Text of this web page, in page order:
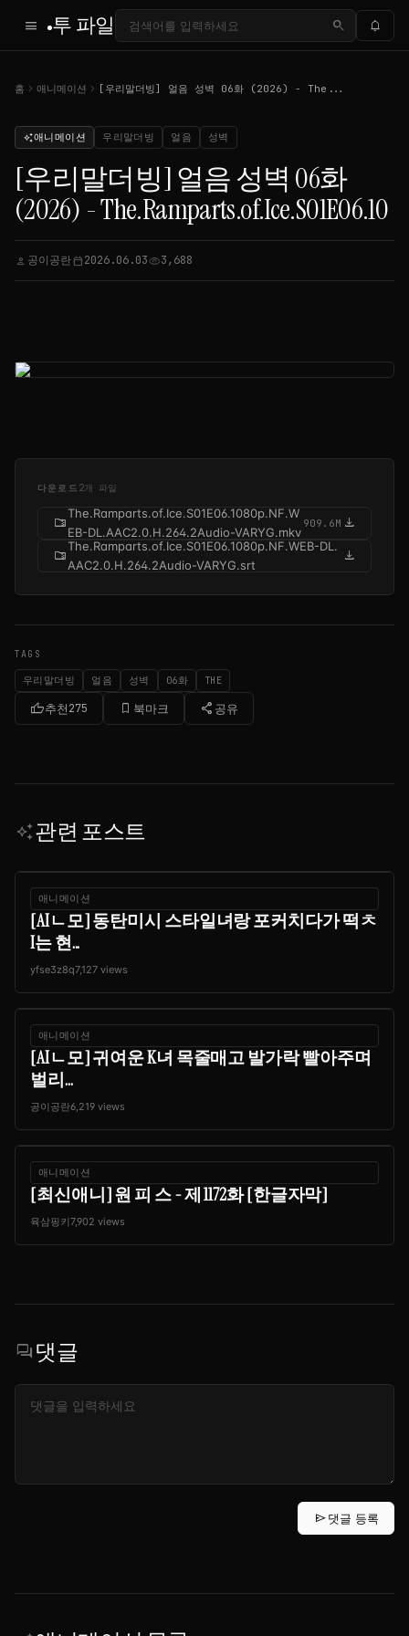
menu 투 파일 search notifications
홈 chevron_right 애니메이션 chevron_right [우리말더빙] 얼음 성벽 06화 (2026) - The...
auto_awesome애니메이션 우리말더빙 얼음 성벽
[우리말더빙] 얼음 성벽 06화
(2026) - The.Ramparts.of.Ice.S01E06.10
person 공이공란calendar_today2026.06.03visibility3,688
다운로드 2개 파일
folder_zip
The.Ramparts.of.Ice.S01E06.1080p.NF.W
EB-DL.AAC2.0.H.264.2Audio-VARYG.mkv
909.6M download
folder_zip
The.Ramparts.of.Ice.S01E06.1080p.NF.WEB-DL.
AAC2.0.H.264.2Audio-VARYG.srt
download
TAGS
우리말더빙 얼음 성벽 06화 THE
thumb_up추천275 bookmark_border 북마크 share 공유
auto_awesome관련 포스트
애니메이션
[AIㄴ모] 동탄미시 스타일녀랑 포커치다가 떡ㅊ
I는 현...
yfse3z8q7,127 views
애니메이션
[AIㄴ모] 귀여운 K녀 목줄매고 발가락 빨아주며
벌리...
공이공란6,219 views
애니메이션
[최신애니] 원 피 스 - 제 1172화 [한글자막]
육삼핑키7,902 views
forum댓글
send댓글 등록